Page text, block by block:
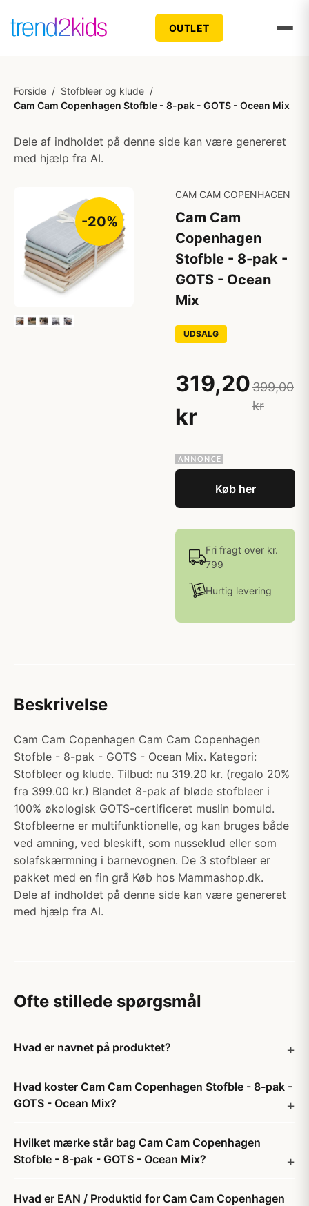
OUTLET
Forside / Stofbleer og klude /
Cam Cam Copenhagen Stofble - 8-pak - GOTS - Ocean Mix
Dele af indholdet på denne side kan være genereret
med hjælp fra AI.
-20%
CAM CAM COPENHAGEN
Cam Cam
Copenhagen
Stofble - 8-pak -
GOTS - Ocean
Mix
UDSALG
319,20
kr
399,00
kr
Køb her
Fri fragt over kr.
799
Hurtig levering
Beskrivelse
Cam Cam Copenhagen Cam Cam Copenhagen
Stofble - 8-pak - GOTS - Ocean Mix. Kategori:
Stofbleer og klude. Tilbud: nu 319.20 kr. (regalo 20%
fra 399.00 kr.) Blandet 8-pak af bløde stofbleer i
100% økologisk GOTS-certificeret muslin bomuld.
Stofbleerne er multifunktionelle, og kan bruges både
ved amning, ved bleskift, som nusseklud eller som
solafskærmning i barnevognen. De 3 stofbleer er
pakket med en fin grå Køb hos Mammashop.dk.
Dele af indholdet på denne side kan være genereret
med hjælp fra AI.
Ofte stillede spørgsmål
Hvad er navnet på produktet?
Hvad koster Cam Cam Copenhagen Stofble - 8-pak -
GOTS - Ocean Mix?
Hvilket mærke står bag Cam Cam Copenhagen
Stofble - 8-pak - GOTS - Ocean Mix?
Hvad er EAN / Produktid for Cam Cam Copenhagen